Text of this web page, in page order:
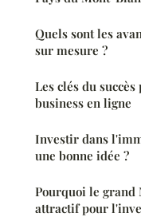
Quels sont les
sur mesure ?
Les clés du
business en ligne
Investir dans
une bonne idée ?
Pourquoi le
attractif pour